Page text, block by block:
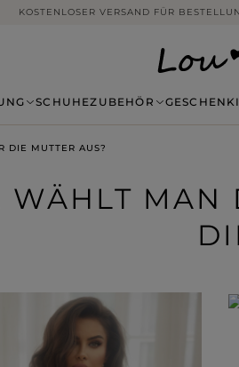
14 TAGE RÜCKGABE OHNE
SCHUHEZUBEHÖR
DIE MUTTER AUS?
WÄHLT MAN